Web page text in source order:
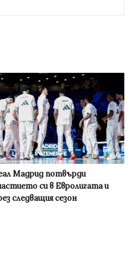
Мадрид потвърди
си в Евролигата и
следващия сезон